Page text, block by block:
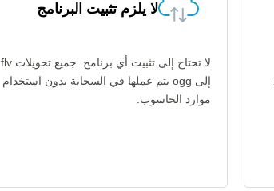
لا يلزم تثبيت البرنامج
لا تحتاج إلى تثبيت أي برنامج. جميع تحويلات flv
إلى ogg يتم عملها في السحابة بدون استخدام
موارد الحاسوب.